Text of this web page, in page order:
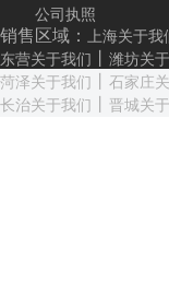
公司执照
销售区域： 上海关于我
东营关于我们
潍坊关
菏泽关于我们
石家庄
长治关于我们
晋城关